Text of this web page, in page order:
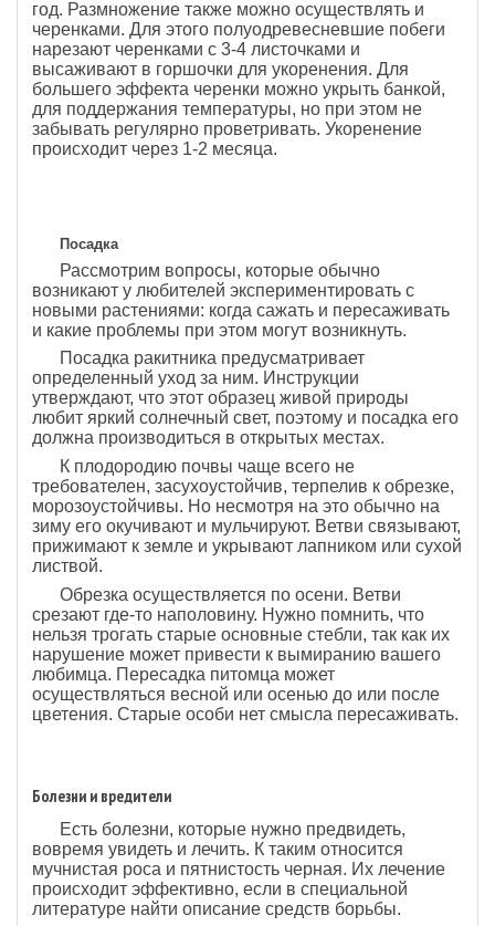
год. Размножение также можно осуществлять и
черенками. Для этого полуодревесневшие побеги
нарезают черенками с 3-4 листочками и
высаживают в горшочки для укоренения. Для
большего эффекта черенки можно укрыть банкой,
для поддержания температуры, но при этом не
забывать регулярно проветривать. Укоренение
происходит через 1-2 месяца.
Посадка
Рассмотрим вопросы, которые обычно
возникают у любителей экспериментировать с
новыми растениями: когда сажать и пересаживать
и какие проблемы при этом могут возникнуть.
Посадка ракитника предусматривает
определенный уход за ним. Инструкции
утверждают, что этот образец живой природы
любит яркий солнечный свет, поэтому и посадка его
должна производиться в открытых местах.
К плодородию почвы чаще всего не
требователен, засухоустойчив, терпелив к обрезке,
морозоустойчивы. Но несмотря на это обычно на
зиму его окучивают и мульчируют. Ветви связывают,
прижимают к земле и укрывают лапником или сухой
листвой.
Обрезка осуществляется по осени. Ветви
срезают где-то наполовину. Нужно помнить, что
нельзя трогать старые основные стебли, так как их
нарушение может привести к вымиранию вашего
любимца. Пересадка питомца может
осуществляться весной или осенью до или после
цветения. Старые особи нет смысла пересаживать.
Болезни и вредители
Есть болезни, которые нужно предвидеть,
вовремя увидеть и лечить. К таким относится
мучнистая роса и пятнистость черная. Их лечение
происходит эффективно, если в специальной
литературе найти описание средств борьбы.